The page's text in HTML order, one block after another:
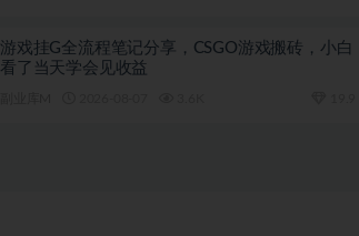
游戏挂G全流程笔记分享，CSGO游戏搬砖，小白
看了当天学会见收益